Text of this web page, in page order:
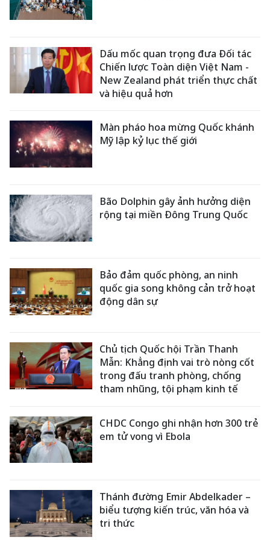
Dấu mốc quan trọng đưa Đối tác
Chiến lược Toàn diện Việt Nam -
New Zealand phát triển thực chất
và hiệu quả hơn
Màn pháo hoa mừng Quốc khánh
Mỹ lập kỷ lục thế giới
Bão Dolphin gây ảnh hưởng diện
rộng tại miền Đông Trung Quốc
Bảo đảm quốc phòng, an ninh
quốc gia song không cản trở hoạt
động dân sự
Chủ tịch Quốc hội Trần Thanh
Mẫn: Khẳng định vai trò nòng cốt
trong đấu tranh phòng, chống
tham nhũng, tội phạm kinh tế
CHDC Congo ghi nhận hơn 300 trẻ
em tử vong vì Ebola
Thánh đường Emir Abdelkader –
biểu tượng kiến trúc, văn hóa và
tri thức